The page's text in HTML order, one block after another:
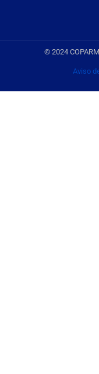
© 2024
Aviso